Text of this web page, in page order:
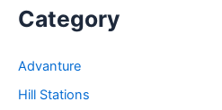
Category
Advanture
Hill Stations